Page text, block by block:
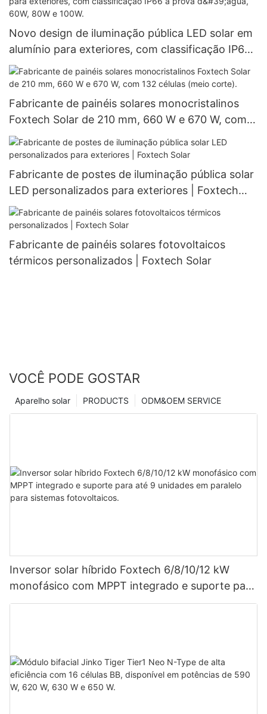
Novo design de iluminação pública LED solar em
alumínio para exteriores, com classificação IP66
à prova d'água, 60W, 80W e 100W.
Fabricante de painéis solares monocristalinos
Foxtech Solar de 210 mm, 660 W e 670 W, com
132 células (meio corte).
Fabricante de postes de iluminação pública solar
LED personalizados para exteriores | Foxtech
Solar
Fabricante de painéis solares fotovoltaicos
térmicos personalizados | Foxtech Solar
VOCÊ PODE GOSTAR
ODM&OEM SERVICE
PRODUCTS
Aparelho solar
Inversor solar híbrido Foxtech 6/8/10/12 kW
monofásico com MPPT integrado e suporte para
até 9 unidades em paralelo para sistemas